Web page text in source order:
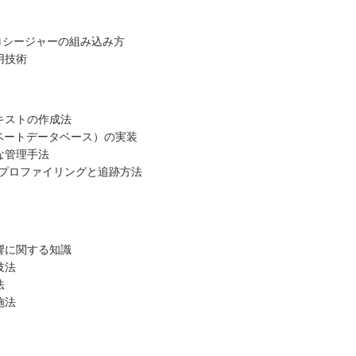
ージャーの組み込み方
技術
ストの作成法
トデータベース）の実装
管理手法
ロファイリングと追跡方法
に関する知識
法
法